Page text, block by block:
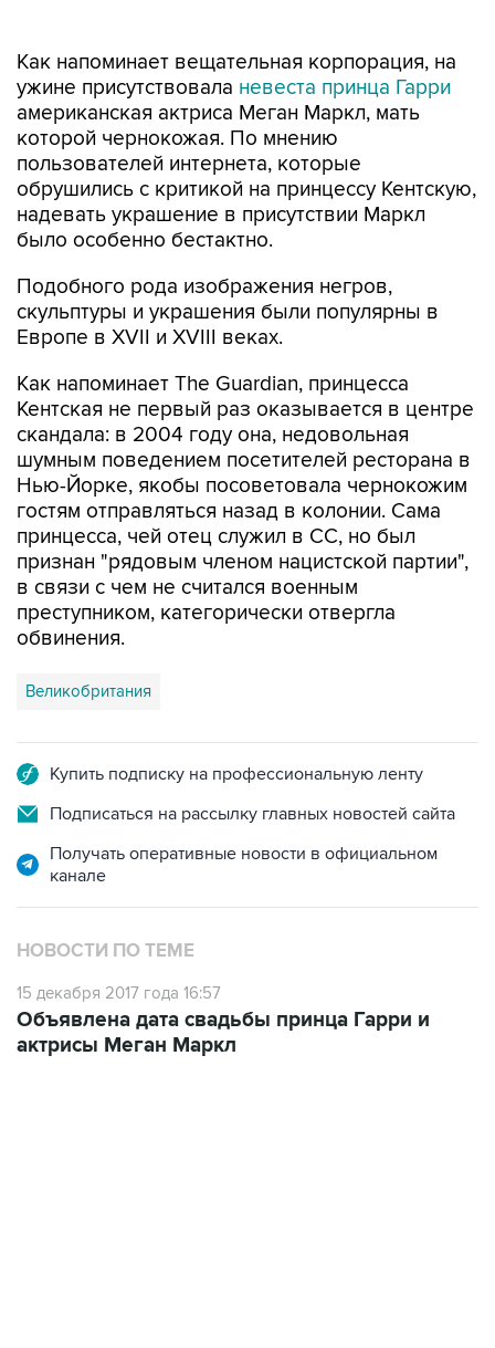
американская актриса Меган Маркл, мать
которой чернокожая. По мнению
пользователей интернета, которые
обрушились с критикой на принцессу Кентскую,
надевать украшение в присутствии Маркл
было особенно бестактно.
Подобного рода изображения негров,
Европе в XVII и XVIII веках.
Как напоминает The Guardian, принцесса
скандала: в 2004 году она, недовольная
шумным поведением посетителей ресторана в
Нью-Йорке, якобы посоветовала чернокожим
гостям отправляться назад в колонии. Сама
принцесса, чей отец служил в СС, но был
признан "рядовым членом нацистской партии",
в связи с чем не считался военным
преступником, категорически отвергла
обвинения.
Великобритания
Подписаться на рассылку главных новостей сайта
Получать оперативные новости в официальном
НОВОСТИ ПО ТЕМЕ
15 декабря 2017 года 16:57
актрисы Меган Маркл